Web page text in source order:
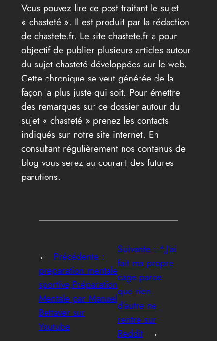
Vous pouvez lire ce post traitant le sujet
« chasteté ». Il est produit par la rédaction
de chastete.fr. Le site chastete.fr a pour
objectif de publier plusieurs articles autour
du sujet chasteté développées sur le web.
Cette chronique se veut générée de la
façon la plus juste qui soit. Pour émettre
des remarques sur ce dossier autour du
sujet « chasteté » prenez les contacts
indiqués sur notre site internet. En
consultant régulièrement nos contenus de
blog vous serez au courant des futures
parutions.
← Précédente :
preparation mentale
sportive,Préparation
Mentale par Manuel
Bettaver sur
Youtube
Suivante : *,J’ai
fait ma propre
cage parce
que rien
d’autre ne
rentre sur
Reddit →